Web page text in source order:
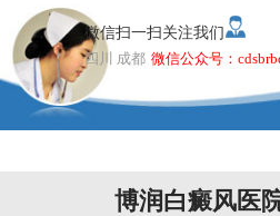
微信扫一扫关注我们
四川 成都 微信公众号：
博润白癜风医